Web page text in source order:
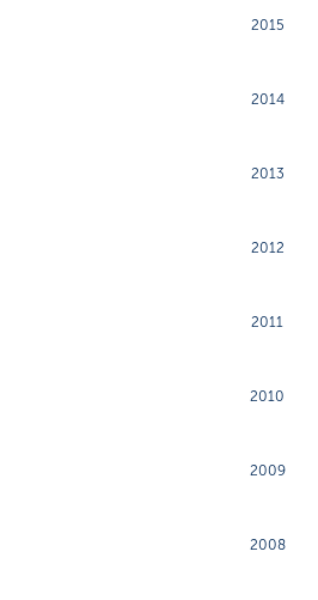
2015
2014
2013
2012
2011
2010
2009
2008